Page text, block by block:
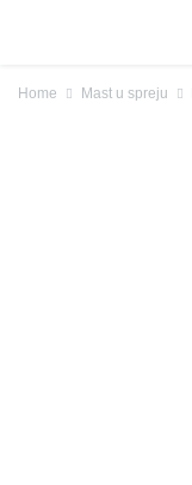
Home Mast u spreju